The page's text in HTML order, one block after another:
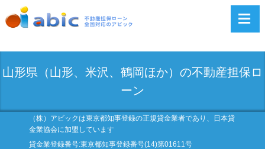
山形県（山形、米沢、鶴岡ほか）の不動産担保ロ
ーン
（株）アビックは東京都知事登録の正規貸金業者であり、日本貸
金業協会に加盟しています
貸金業登録番号:東京都知事登録番号(14)第01611号